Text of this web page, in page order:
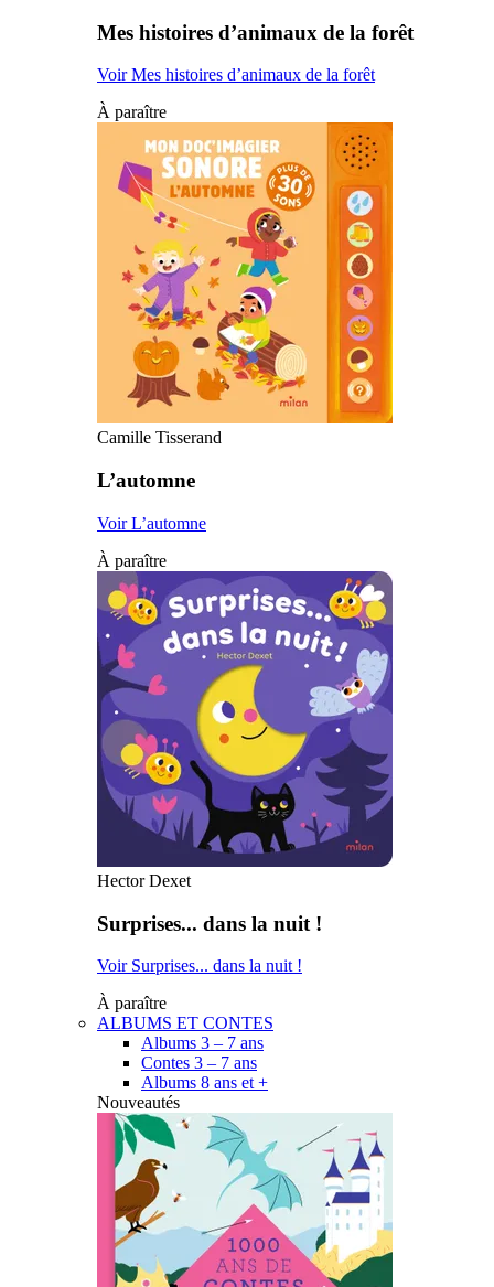
Mes histoires d’animaux de la forêt
Voir Mes histoires d’animaux de la forêt
À paraître
Camille Tisserand
L’automne
Voir L’automne
À paraître
Hector Dexet
Surprises... dans la nuit !
Voir Surprises... dans la nuit !
À paraître
ALBUMS ET CONTES
Albums 3 – 7 ans
Contes 3 – 7 ans
Albums 8 ans et +
Nouveautés